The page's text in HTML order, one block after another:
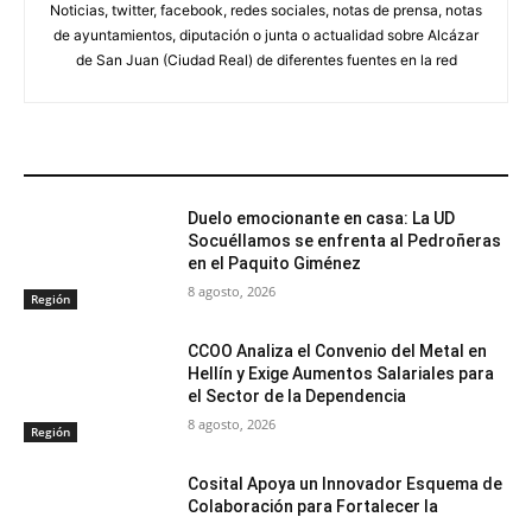
Noticias, twitter, facebook, redes sociales, notas de prensa, notas
de ayuntamientos, diputación o junta o actualidad sobre Alcázar
de San Juan (Ciudad Real) de diferentes fuentes en la red
Región
Duelo emocionante en casa: La UD
Socuéllamos se enfrenta al Pedroñeras
en el Paquito Giménez
8 agosto, 2026
Región
CCOO Analiza el Convenio del Metal en
Hellín y Exige Aumentos Salariales para
el Sector de la Dependencia
8 agosto, 2026
Cosital Apoya un Innovador Esquema de
Colaboración para Fortalecer la